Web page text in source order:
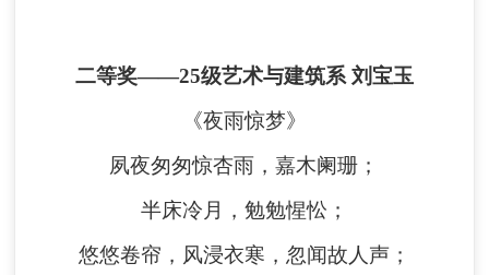
二等奖——25级艺术与建筑系 刘宝玉
《夜雨惊梦》
夙夜匆匆惊杏雨，嘉木阑珊；
半床冷月，勉勉惺忪；
悠悠卷帘，风浸衣寒，忽闻故人声；